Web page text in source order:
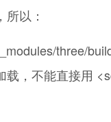
以：
three/
载，不能直接用